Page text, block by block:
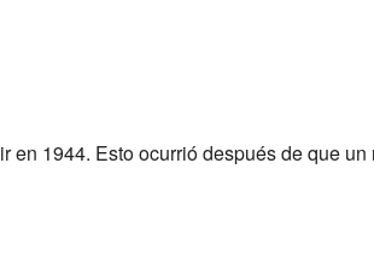
en 1944. Esto ocurrió después de que